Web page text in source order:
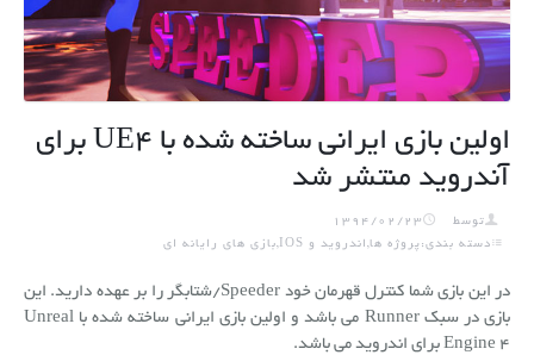
اولین بازی ایرانی ساخته شده با UE4 برای
آندروید منتشر شد
توسط
1394/02/23
دسته بندی:پروژه ها,اندروید و IOS,بازی های رایانه ای
در این بازی شما کنترل قهرمان خود Speeder/شتابگر را بر عهده دارید. این
بازی در سبک Runner می باشد و اولین بازی ایرانی ساخته شده با Unreal
Engine 4 برای اندروید می باشد.